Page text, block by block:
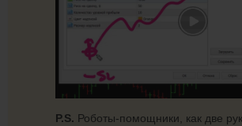
P.S. Роботы-помощники, как две